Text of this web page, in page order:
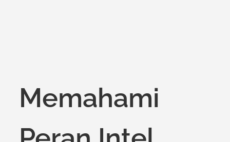
Memahami